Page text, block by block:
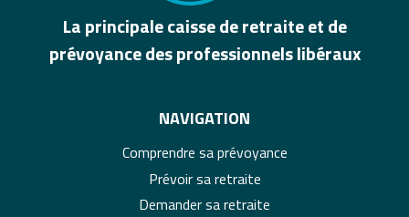
La principale caisse de retraite et de
prévoyance des professionnels libéraux
NAVIGATION
Comprendre sa prévoyance
Prévoir sa retraite
Demander sa retraite